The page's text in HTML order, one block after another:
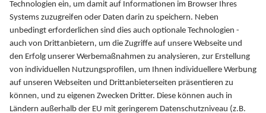
Finanzlexikon
FAQ
Kontakt